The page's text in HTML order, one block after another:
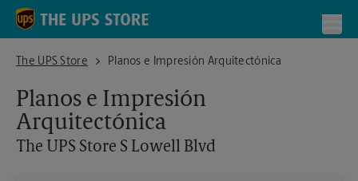
Skip to content
Return to Nav
The UPS Store
The UPS Store S Lowell BlvdPlanos e Impresión Arquitectónica
Planos e Impresión
Arquitectónica
The UPS Store S Lowell Blvd